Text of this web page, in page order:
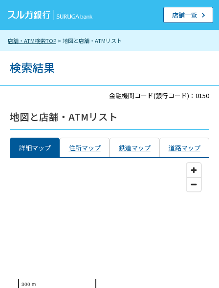
店舗・ATM検索TOP > 地図と店舗・ATMリスト
店舗一覧
検索結果
金融機関コード(銀行コード)：0150
地図と店舗・ATMリスト
詳細マップ 住所マップ 鉄道マップ 道路マップ
300 m